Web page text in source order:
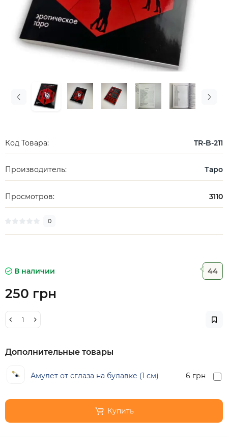
Код Товара: TR-B-211
Производитель: Таро
Просмотров: 3110
0
В наличии 44
250 грн
Дополнительные товары
Амулет от сглаза на булавке (1 см) 6 грн
Купить